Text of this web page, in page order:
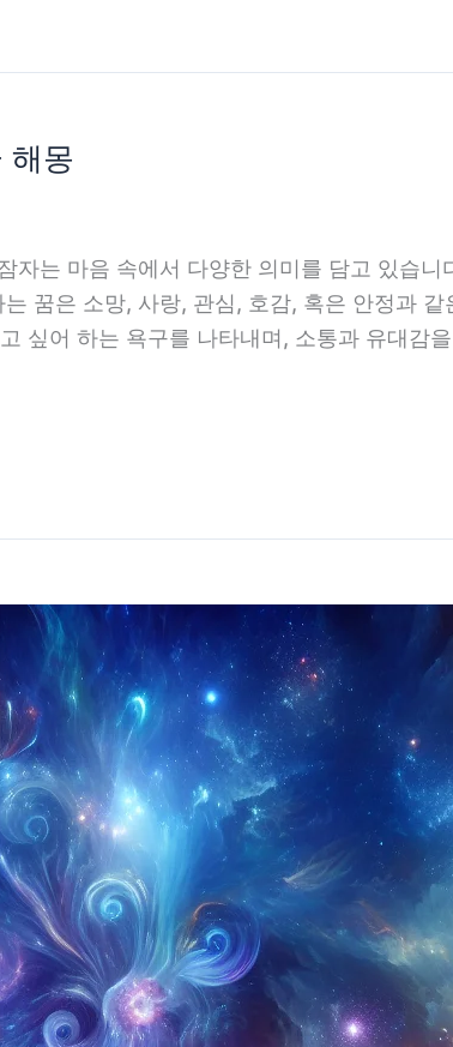
해몽
자는 마음 속에서 다양한 의미를 담고 있습
꿈은 소망, 사랑, 관심, 호감, 혹은 안정과
싶어 하는 욕구를 나타내며, 소통과 유대감